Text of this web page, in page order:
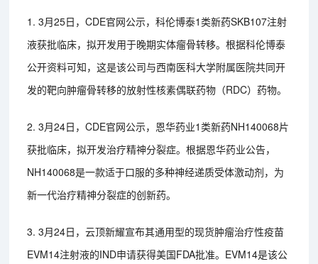
1. 3月25日，CDE官网公示，科伦博泰1类新药SKB107注射
液获批临床，拟开发用于晚期实体瘤骨转移。根据科伦博泰
公开资料可知，这是该公司与西南医科大学附属医院共同开
发的靶向肿瘤骨转移的放射性核素偶联药物（RDC）药物。
2. 3月24日，CDE官网公示，恩华药业1类新药NH140068片
获批临床，拟开发治疗精神分裂症。根据恩华药业公告，
NH140068是一款适于口服的多种神经递质受体激动剂，为
新一代治疗精神分裂症的创新药。
3. 3月24日，云顶新耀宣布其通用型的现货肿瘤治疗性疫苗
EVM14注射液的IND申请获得美国FDA批准。EVM14是该公